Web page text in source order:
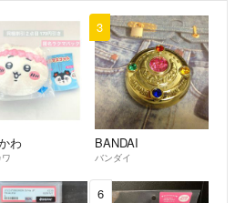
わ
3
BANDAI
バンダイ
6